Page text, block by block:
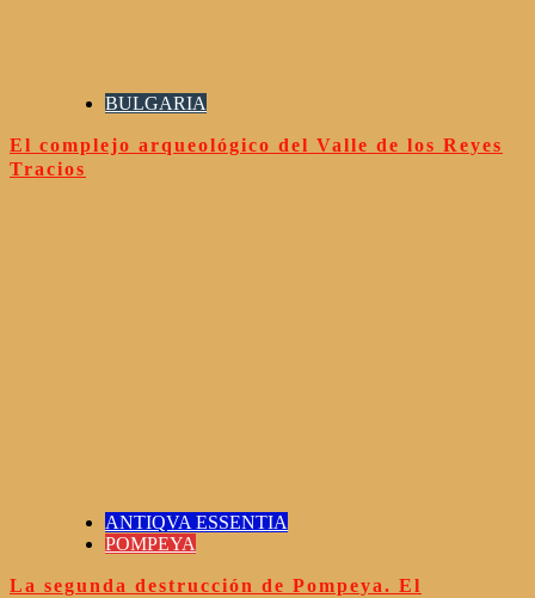
BULGARIA
El complejo arqueológico del Valle de los Reyes
Tracios
ANTIQVA ESSENTIA
POMPEYA
La segunda destrucción de Pompeya. El